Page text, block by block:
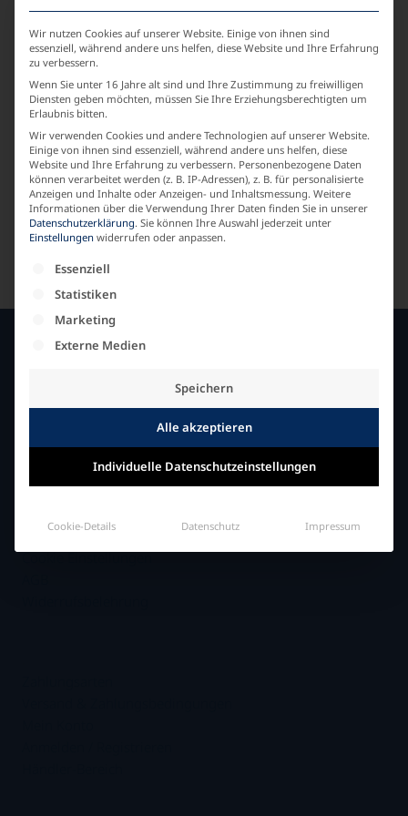
Jacke Inka-Jacquard
Art. 27942
149,00€ 99,00
inkl. 19% MwSt. zzgl.
Fachhandelspartner im Netz
Fachhändler in Ihrer Nähe
INFORMATION
Datenschutzerklärung
Cookie Einstellungen
Wir nutzen Cookies auf unserer Website. Einige von ihnen sind
essenziell, während andere uns helfen, diese Website und Ihre Erfahrung
zu verbessern.
Wenn Sie unter 16 Jahre alt sind und Ihre Zustimmung zu freiwilligen
Diensten geben möchten, müssen Sie Ihre Erziehungsberechtigten um
Erlaubnis bitten.
Wir verwenden Cookies und andere Technologien auf unserer Website.
Einige von ihnen sind essenziell, während andere uns helfen, diese
Website und Ihre Erfahrung zu verbessern. Personenbezogene Daten
können verarbeitet werden (z. B. IP-Adressen), z. B. für personalisierte
Anzeigen und Inhalte oder Anzeigen- und Inhaltsmessung. Weitere
Informationen über die Verwendung Ihrer Daten finden Sie in unserer
Datenschutzerklärung. Sie können Ihre Auswahl jederzeit unter
Einstellungen widerrufen oder anpassen.
Es folgt eine Liste der Service-Gruppen, für die
Essenziell
Statistiken
Marketing
Externe Medien
Speichern
Alle akzeptieren
Individuelle Datenschutzeinstellungen
Cookie-Details Datenschutz Impressum